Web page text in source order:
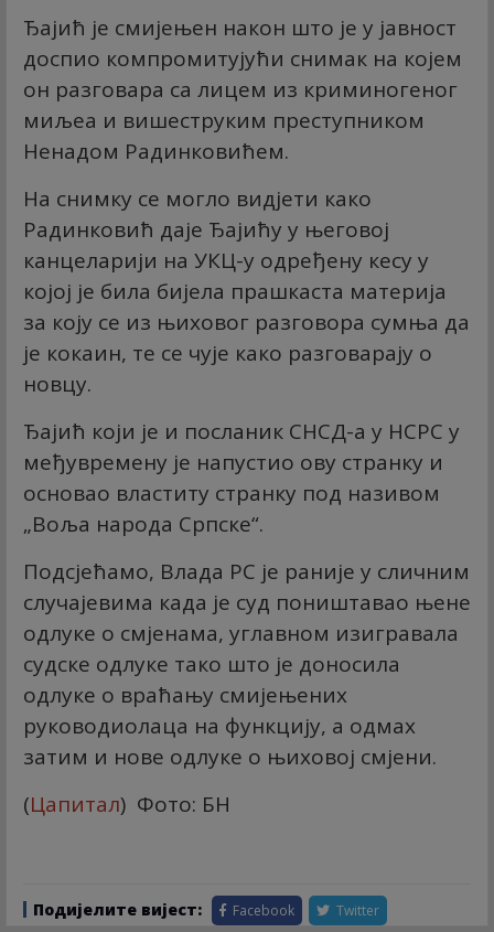
Ђајић је смијењен након што је у јавност
доспио компромитујући снимак на којем
он разговара са лицем из криминогеног
миљеа и вишеструким преступником
Ненадом Радинковићем.
На снимку се могло видјети како
Радинковић даје Ђајићу у његовој
канцеларији на УКЦ-у одређену кесу у
којој је била бијела прашкаста материја
за коју се из њиховог разговора сумња да
је кокаин, те се чује како разговарају о
новцу.
Ђајић који је и посланик СНСД-а у НСРС у
међувремену је напустио ову странку и
основао властиту странку под називом
„Воља народа Српске“.
Подсјећамо, Влада РС је раније у сличним
случајевима када је суд поништавао њене
одлуке о смјенама, углавном изигравала
судске одлуке тако што је доносила
одлуке о враћању смијењених
руководиолаца на функцију, а одмах
затим и нове одлуке о њиховој смјени.
(Цапитал) Фото: БН
Подијелите вијест: Facebook Twitter